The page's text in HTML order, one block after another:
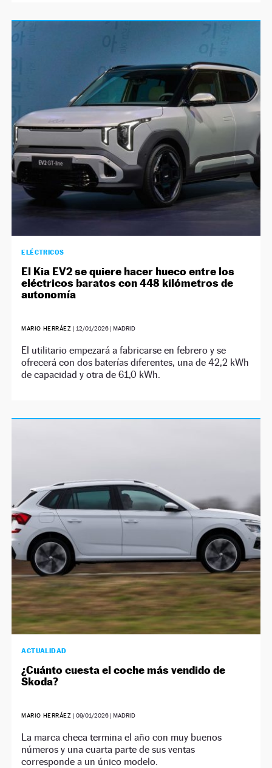
ELÉCTRICOS
El Kia EV2 se quiere hacer hueco entre los
eléctricos baratos con 448 kilómetros de
autonomía
MARIO HERRÁEZ | 12/01/2026| MADRID
El utilitario empezará a fabricarse en febrero y se
ofrecerá con dos baterías diferentes, una de 42,2 kWh
de capacidad y otra de 61,0 kWh.
ACTUALIDAD
¿Cuánto cuesta el coche más vendido de
Skoda?
MARIO HERRÁEZ | 09/01/2026| MADRID
La marca checa termina el año con muy buenos
números y una cuarta parte de sus ventas
corresponde a un único modelo.